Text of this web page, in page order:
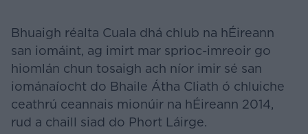
Bhuaigh réalta Cuala dhá chlub na hÉireann
san iomáint, ag imirt mar sprioc-imreoir go
hiomlán chun tosaigh ach níor imir sé san
iománaíocht do Bhaile Átha Cliath ó chluiche
ceathrú ceannais mionúir na hÉireann 2014,
rud a chaill siad do Phort Láirge.